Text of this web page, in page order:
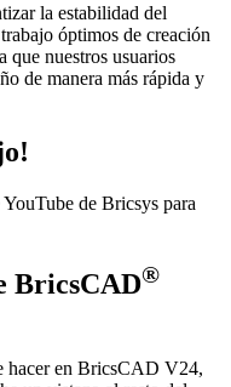
la estabilidad del
óptimos de creación
nuestros usuarios
de manera más rápida y
de Bricsys para
BricsCAD®
hacer en BricsCAD V24,